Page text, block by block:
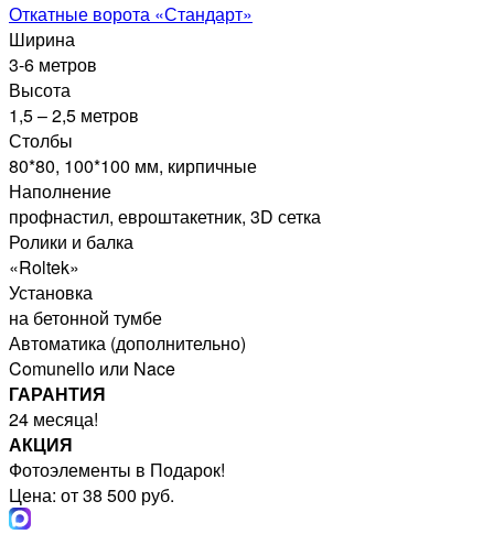
Откатные ворота «Стандарт»
Ширина
3-6 метров
Высота
1,5 – 2,5 метров
Столбы
80*80, 100*100 мм, кирпичные
Наполнение
профнастил, евроштакетник, 3D сетка
Ролики и балка
«Roltek»
Установка
на бетонной тумбе
Автоматика (дополнительно)
Comunello или Nace
ГАРАНТИЯ
24 месяца!
АКЦИЯ
Фотоэлементы в Подарок!
Цена: от 38 500 руб.